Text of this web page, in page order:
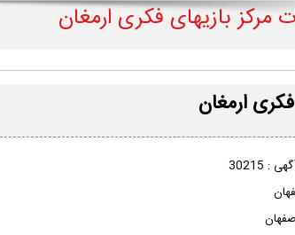
مرکز بازیهای فکری ارمغان
ارمغان
:
30215